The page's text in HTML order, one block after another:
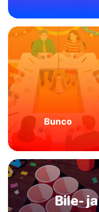
Bunco
Bile-